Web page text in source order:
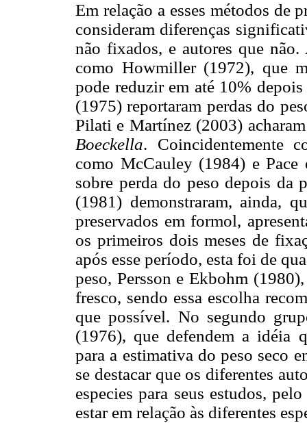
Em relação a esses métodos de
consideram diferenças
não fixados, e autores que
como Howmiller (1972), que
pode reduzir em até 10%
(1975) reportaram perdas do
Pilati e Martínez (2003)
Boeckella. Coincidentemente
como McCauley (1984) e Pace
sobre perda do peso depois da
(1981) demonstraram, ainda,
preservados em formol,
os primeiros dois meses de
após esse período, esta foi de
peso, Persson e Ekbohm
fresco, sendo essa escolha
que possível. No segundo
(1976), que defendem a idéia
para a estimativa do peso seco
se destacar que os diferentes
especies para seus estudos,
estar em relação às diferentes